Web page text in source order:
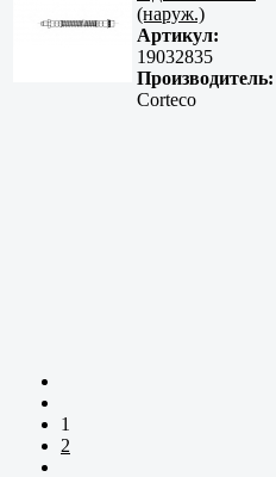
(наруж.)
Артикул:
19032835
Производитель:
Corteco
1
2